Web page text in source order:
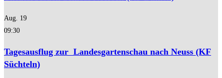
Aug. 19
09:30
Tagesausflug zur Landesgartenschau nach Neuss (KF
Süchteln)